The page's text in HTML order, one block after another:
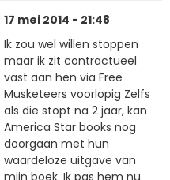
17 mei 2014 - 21:48
Ik zou wel willen stoppen
maar ik zit contractueel
vast aan hen via Free
Musketeers voorlopig Zelfs
als die stopt na 2 jaar, kan
America Star books nog
doorgaan met hun
waardeloze uitgave van